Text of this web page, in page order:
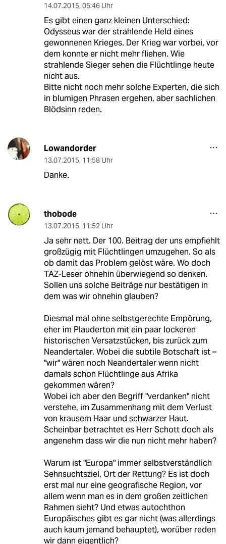
14.07.2015, 05:46 Uhr
Es gibt einen ganz kleinen Unterschied:
Odysseus war der strahlende Held eines
gewonnenen Krieges. Der Krieg war vorbei, vor
dem konnte er nicht mehr fliehen. Wie
strahlende Sieger sehen die Flüchtlinge heute
nicht aus.
Bitte nicht noch mehr solche Experten, die sich
in blumigen Phrasen ergehen, aber sachlichen
Blödsinn reden.
Lowandorder
13.07.2015, 11:58 Uhr
Danke.
thobode
13.07.2015, 11:52 Uhr
Ja sehr nett. Der 100. Beitrag der uns empfiehlt
großzügig mit Flüchtlingen umzugehen. So als
ob damit das Problem gelöst wäre. Wo doch
TAZ-Leser ohnehin überwiegend so denken.
Sollen uns solche Beiträge nur bestätigen in
dem was wir ohnehin glauben?
Diesmal mal ohne selbstgerechte Empörung,
eher im Plauderton mit ein paar lockeren
historischen Versatzstücken, bis zurück zum
Neandertaler. Wobei die subtile Botschaft ist –
"wir" wären noch Neandertaler wenn nicht
damals schon Flüchtlinge aus Afrika
gekommen wären?
Wobei ich aber den Begriff "verdanken" nicht
verstehe, im Zusammenhang mit dem Verlust
von krausem Haar und schwarzer Haut.
Scheinbar betrachtet es Herr Schott doch als
angenehm dass wir die nun nicht mehr haben?
Warum ist "Europa" immer selbstverständlich
Sehnsuchtsziel, Ort der Rettung? Es ist doch
erst mal nur eine geografische Region, vor
allem wenn man es in dem großen zeitlichen
Rahmen sieht? Und etwas autochthon
Europäisches gibt es gar nicht (was allerdings
auch kaum jemand behauptet), worüber reden
wir dann eigentlich?